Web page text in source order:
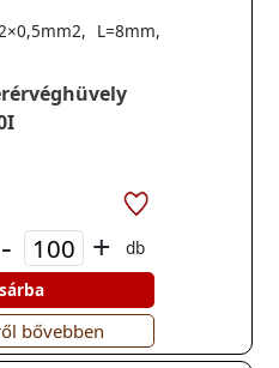
L=8mm,
- +
db
bővebben